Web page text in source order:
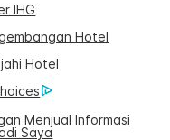
IHG
Hotel
Hotel
Menjual Informasi
Saya